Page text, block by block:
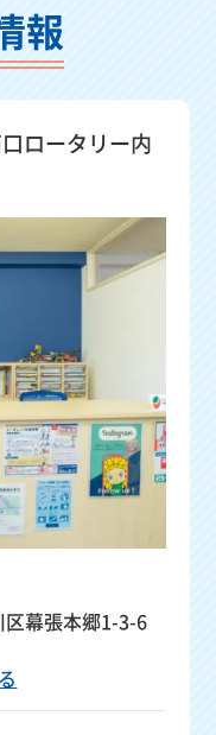
報
ロータリー内
幕張本郷1-3-6